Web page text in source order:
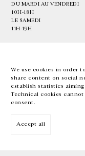
We use cookies in order
share content on social
establish statistics
Technical cookies
consent.
Accept all
DU MARDI AU VENDREDI
10H-18H
LE SAMEDI
11H-19H
EN FR 中文
Inscrivez-vous à notre